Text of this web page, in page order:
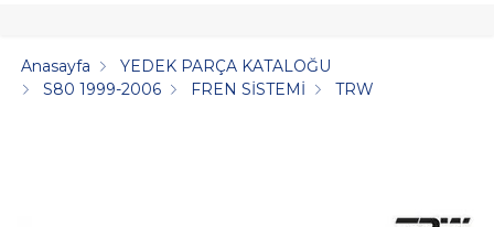
Anasayfa
YEDEK PARÇA KATALOĞU
S80 1999-2006
FREN SİSTEMİ TRW